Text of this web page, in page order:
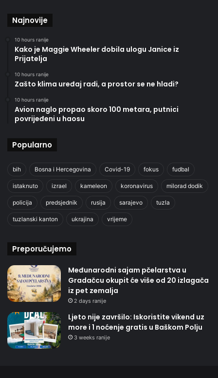
Najnovije
10 hours ranije
Kako je Maggie Wheeler dobila ulogu Janice iz
Prijatelja
10 hours ranije
Zašto klima uređaj radi, a prostor se ne hladi?
10 hours ranije
Avion naglo propao skoro 100 metara, putnici
povrijeđeni u haosu
Popularno
bih Bosna i Hercegovina Covid-19 fokus fudbal
istaknuto izrael kameleon koronavirus milorad dodik
policija predsjednik rusija sarajevo tuzla
tuzlanski kanton ukrajina vrijeme
Preporučujemo
Međunarodni sajam pčelarstva u
Gradačcu okupit će više od 20 izlagača
iz pet zemalja
2 days ranije
Ljeto nije završilo: Iskoristite vikend uz
more i 1 noćenje gratis u Baškom Polju
3 weeks ranije